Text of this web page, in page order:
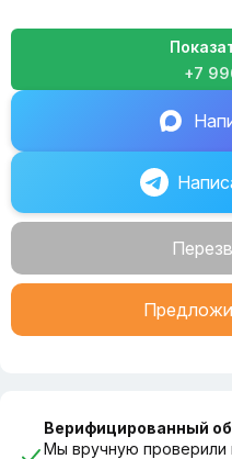
+7
Верифицированный
Мы вручную проверили